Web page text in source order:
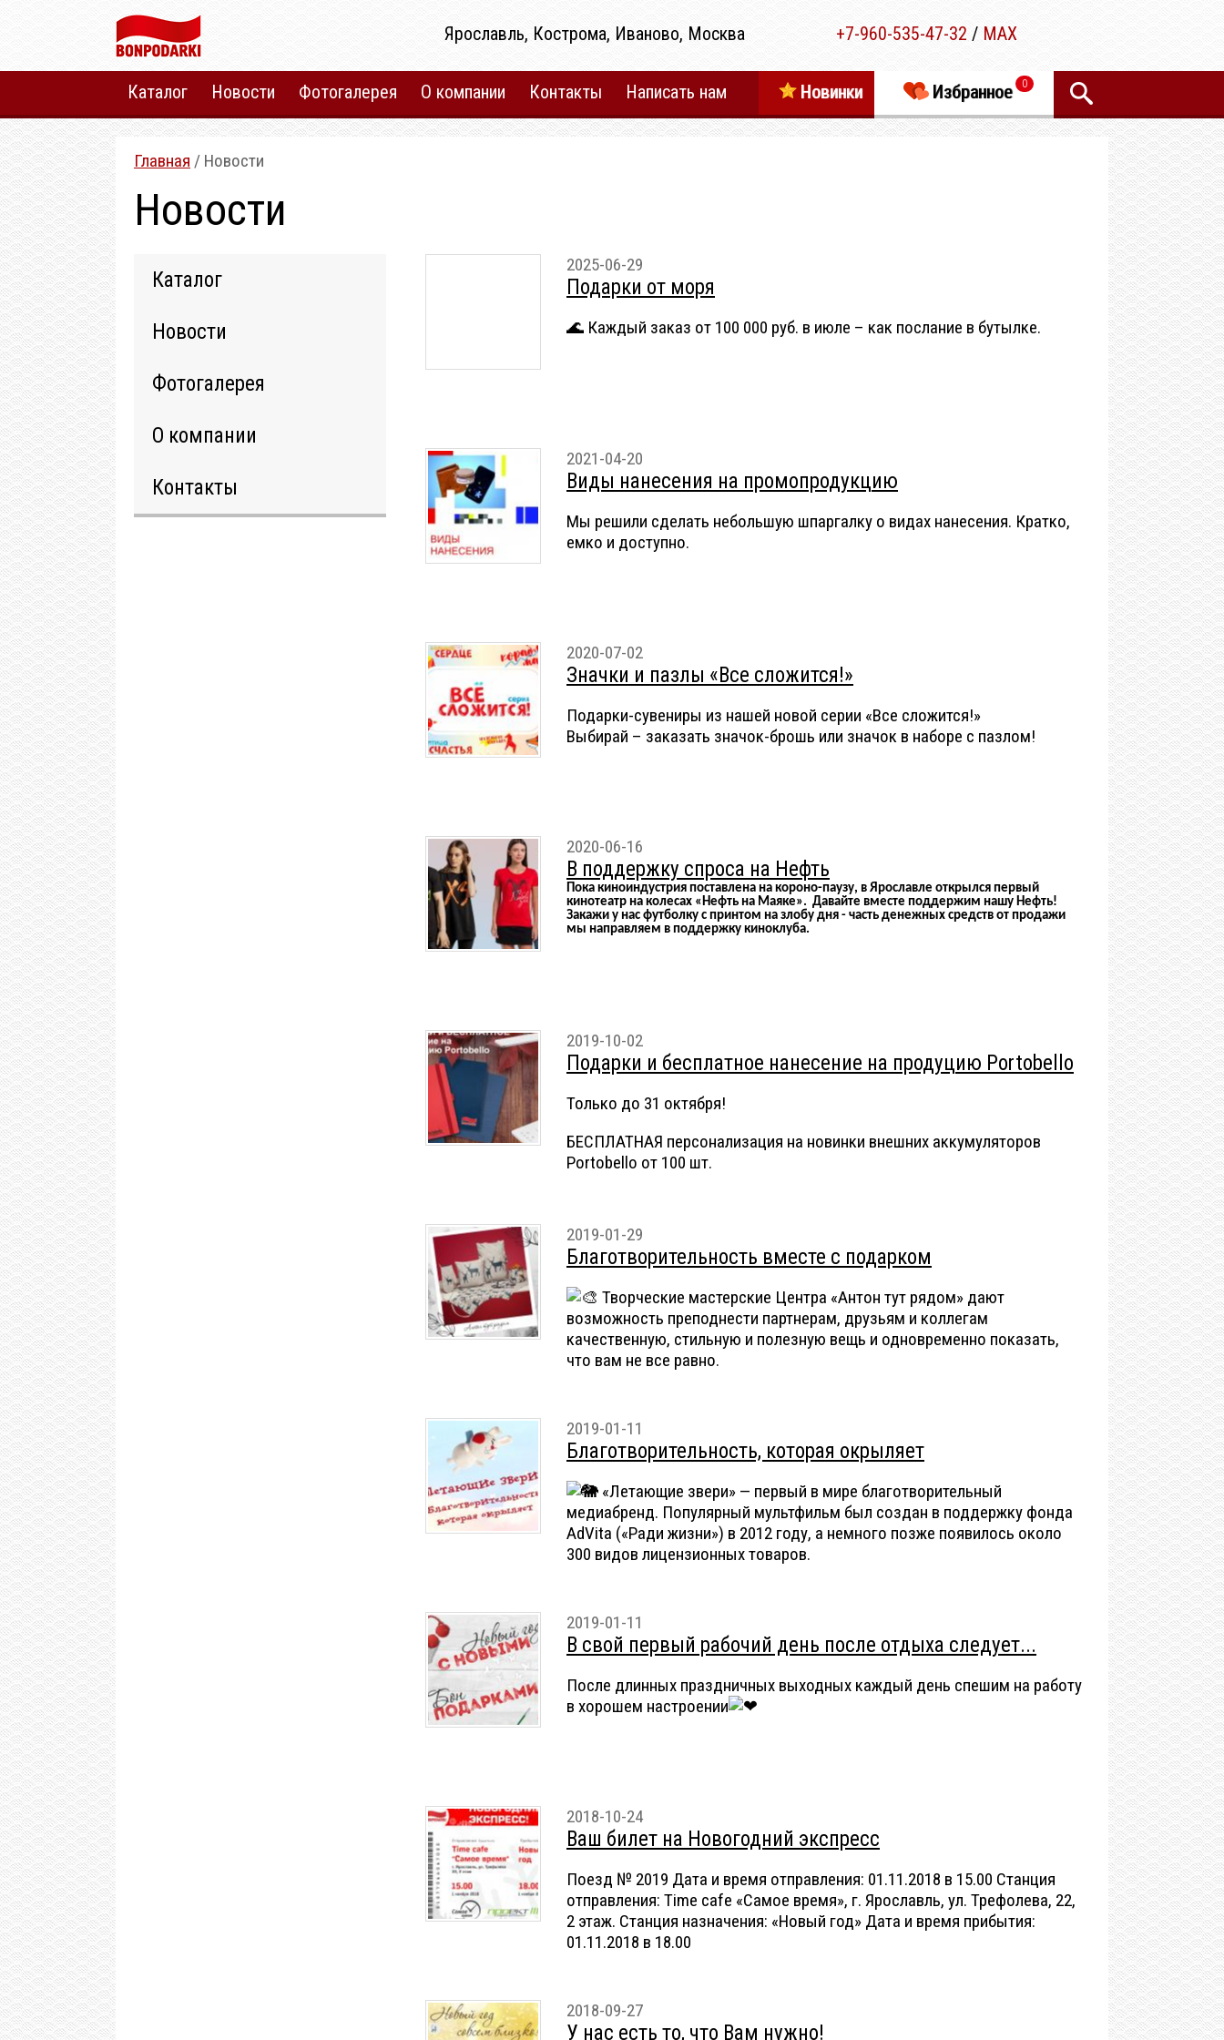
+7-960-535-47-32 / MAX
Ярославль, Кострома, Иваново, Москва
Каталог Новости Фотогалерея О компании Контакты Написать нам 0
Избранное
Новинки
Главная / Новости
Новости
Каталог
Новости
Фотогалерея
О компании
Контакты
2025-06-29
Подарки от моря
🌊 Каждый заказ от 100 000 руб. в июле – как послание в бутылке.
2021-04-20
Виды нанесения на промопродукцию
Мы решили сделать небольшую шпаргалку о видах нанесения. Кратко,
емко и доступно.
2020-07-02
Значки и пазлы «Все сложится!»
Подарки-сувениры из нашей новой серии «Все сложится!»
Выбирай – заказать значок-брошь или значок в наборе с пазлом!
2020-06-16
В поддержку спроса на Нефть
Пока киноиндустрия поставлена на короно-паузу, в Ярославле открылся первый
кинотеатр на колесах «Нефть на Маяке». Давайте вместе поддержим нашу Нефть!
Закажи у нас футболку с принтом на злобу дня - часть денежных средств от продажи
мы направляем в поддержку киноклуба.
2019-10-02
Подарки и бесплатное нанесение на продуцию Portobello
Только до 31 октября!
БЕСПЛАТНАЯ персонализация на новинки внешних аккумуляторов
Portobello от 100 шт.
ПОДАРОК - настольная лампа Lumos с беспроводной зарядкой при
2019-01-29
Благотворительность вместе с подарком
Творческие мастерские Центра «Антон тут рядом» дают
возможность преподнести партнерам, друзьям и коллегам
качественную, стильную и полезную вещь и одновременно показать,
что вам не все равно.
2019-01-11
Благотворительность, которая окрыляет
«Летающие звери» — первый в мире благотворительный
медиабренд. Популярный мультфильм был создан в поддержку фонда
AdVita («Ради жизни») в 2012 году, а немного позже появилось около
300 видов лицензионных товаров.
2019-01-11
В свой первый рабочий день после отдыха следует...
После длинных праздничных выходных каждый день спешим на работу
в хорошем настроении
2018-10-24
Ваш билет на Новогодний экспресс
Поезд № 2019 Дата и время отправления: 01.11.2018 в 15.00 Станция
отправления: Time cafe «Самое время», г. Ярославль, ул. Трефолева, 22,
2 этаж. Станция назначения: «Новый год» Дата и время прибытия:
01.11.2018 в 18.00
2018-09-27
У нас есть то, что Вам нужно!